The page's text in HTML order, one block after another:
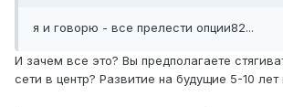
я и говорю - все прелести опции82...
И зачем все это? Вы предполагаете
сети в центр? Развитие на будущие 5-10 лет